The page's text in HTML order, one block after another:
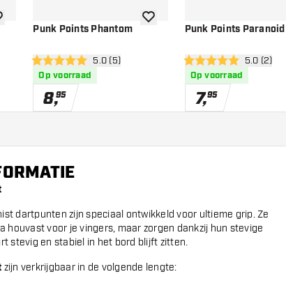
aan verlanglijst
Punk Points Phantom
open reviews drawer
5 score sterren5.0 (5)
Op voorraad
8,95
toevoegen aan verlanglijst
Punk Points Paranoid
open
5 score sterren5.0 (2)
Op voorraad
7,95
dartpunten zijn speciaal ontwikkeld voor ultieme grip. Ze
houvast voor je vingers, maar zorgen dankzij hun stevige
stevig en stabiel in het bord blijft zitten.
zijn verkrijgbaar in de volgende lengte: